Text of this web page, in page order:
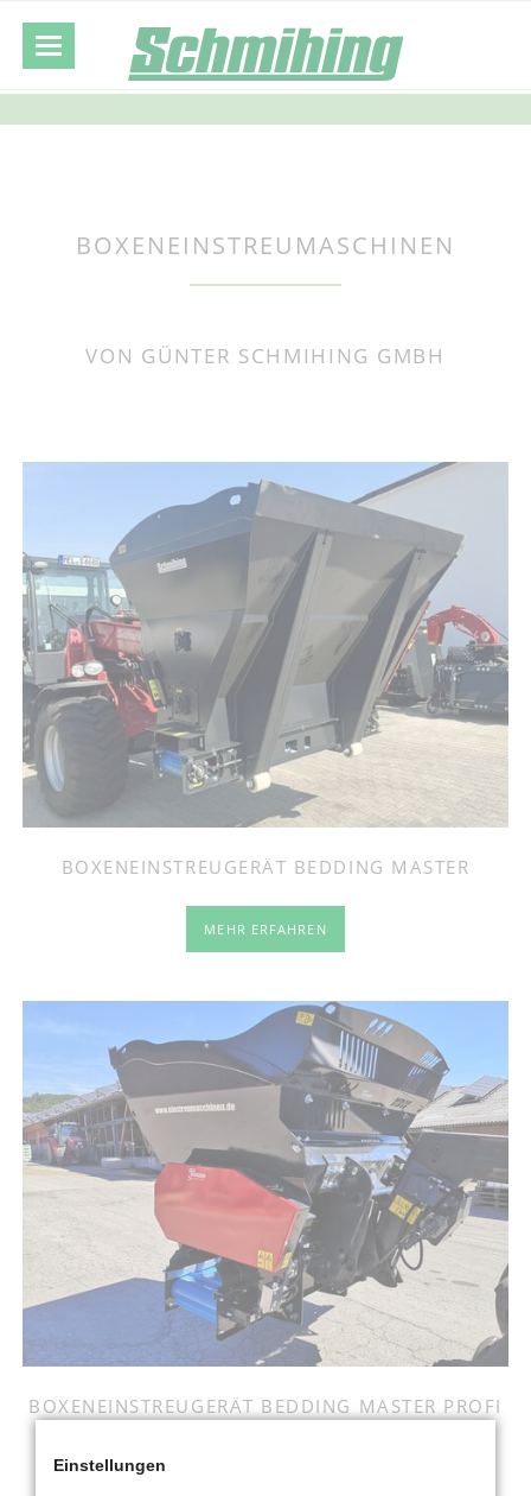
BOXENEINSTREUMASCHINEN
VON GÜNTER SCHMIHING GMBH
BOXENEINSTREUGERÄT BEDDING MASTER
MEHR ERFAHREN
BOXENEINSTREUGERÄT BEDDING MASTER PROFI
Einstellungen